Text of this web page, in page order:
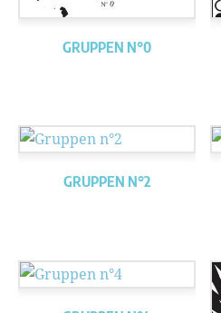
GRUPPEN N°0
GRUPPEN N°2